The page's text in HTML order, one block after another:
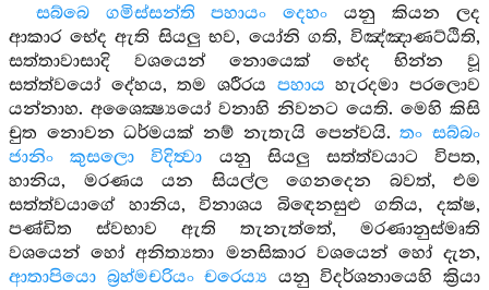
සබ්බෙ ගමිස්සන්ති පහායං දෙහං යනු කියන ලද
ආකාර භේද ඇති සියලු භව, යෝනි ගති, විඤ්ඤාණට්ඨිති,
සත්තාවාසාදි වශයෙන් නොයෙක් භේද භින්න වූ
සත්ත්වයෝ දේහය, තම ශරීරය පහාය හැරදමා පරලොව
යන්නාහ. අශෛක්‍ෂ්‍යයෝ වනාහි නිවනට යෙති. මෙහි කිසි
චුත නොවන ධර්මයක් නම් නැතැයි පෙන්වයි.තං සබ්බං
ජානිං කුසලො විදිත්‍වා යනු සියලු සත්ත්වයාට විපත,
හානිය, මරණය යන සියල්ල ගෙනදෙන බවත්, එම
සත්ත්වයාගේ හානිය, විනාශය බිඳෙනසුළු ගතිය, දක්ෂ,
පණ්ඩිත ස්වභාව ඇති තැනැත්තේ, මරණානුස්මෘති
වශයෙන් හෝ අනිත්‍යතා මනසිකාර වශයෙන් හෝ දැන,
ආතාපියො බ්‍රහ්මචරියං චරෙය්‍ය යනු විදර්ශනායෙහි ක්‍රියා